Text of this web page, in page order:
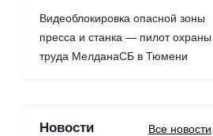
Видеоблокировка опасной зоны
пресса и станка — пилот охраны
труда МелданаСБ в Тюмени
Новости Все новости